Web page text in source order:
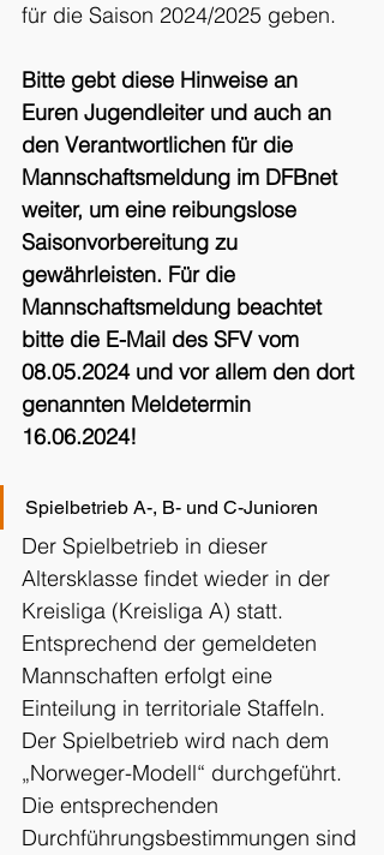
für die Saison 2024/2025 geben.
Bitte gebt diese Hinweise an
Euren Jugendleiter und auch an
den Verantwortlichen für die
Mannschaftsmeldung im DFBnet
weiter, um eine reibungslose
Saisonvorbereitung zu
gewährleisten. Für die
Mannschaftsmeldung beachtet
bitte die E-Mail des SFV vom
08.05.2024 und vor allem den dort
genannten Meldetermin
16.06.2024!
Spielbetrieb A-, B- und C-Junioren
Der Spielbetrieb in dieser
Altersklasse findet wieder in der
Kreisliga (Kreisliga A) statt.
Entsprechend der gemeldeten
Mannschaften erfolgt eine
Einteilung in territoriale Staffeln.
Der Spielbetrieb wird nach dem
„Norweger-Modell“ durchgeführt.
Die entsprechenden
Durchführungsbestimmungen sind